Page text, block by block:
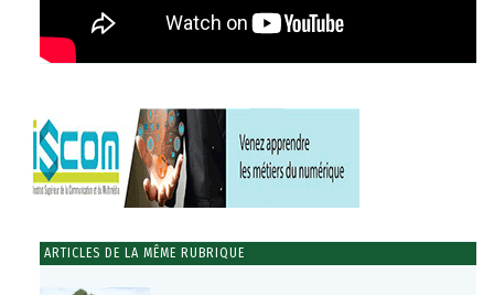
ARTICLES DE LA MÊME RUBRIQUE